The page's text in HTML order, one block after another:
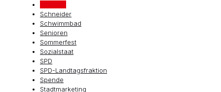
Schneider
Schwimmbad
Senioren
Sommerfest
Sozialstaat
SPD
SPD-Landtagsfraktion
Spende
Stadtmarketing